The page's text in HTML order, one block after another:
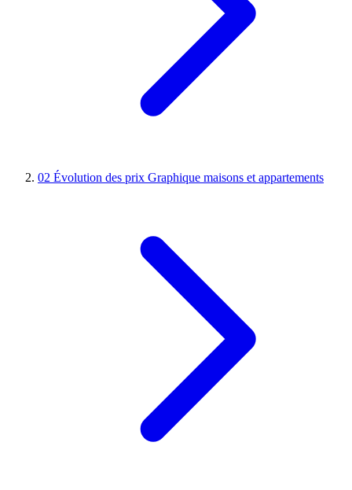
02 Évolution des prix Graphique maisons et appartements